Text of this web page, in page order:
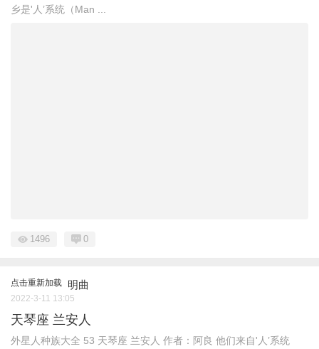
乡是'人’系统（Man ...
1496 0
点击重新加载 明曲
2022-3-11 13:05
天琴座 兰安人
外星人种族大全 ​53 天琴座 兰安人 作者：阿良 他们来自'人’系统